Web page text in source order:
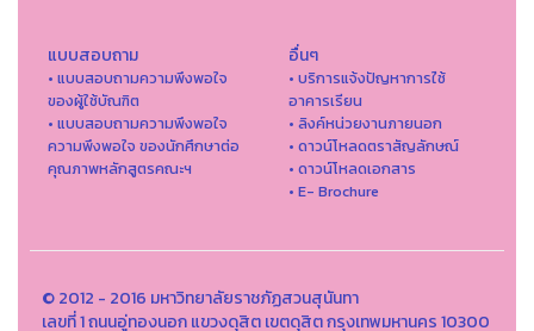
แบบสอบถาม
• แบบสอบถามความพึงพอใจ
ของผู้ใช้บัณฑิต
• แบบสอบถามความพึงพอใจ
ความพึงพอใจ ของนักศึกษาต่อ
คุณภาพหลักสูตรคณะฯ
อื่นๆ
• บริการแจ้งปัญหาการใ่ช้
อาคารเรียน
• ลิงค์หน่วยงานภายนอก
• ดาวน์โหลดตราสัญลักษณ์
• ดาวน์โหลดเอกสาร
• E- Brochure
© 2012 - 2016 มหาวิทยาลัยราชภัฏสวนสุนันทา
เลขที่ 1 ถนนอู่ทองนอก แขวงดุสิต เขตดุสิต กรุงเทพมหานคร 10300